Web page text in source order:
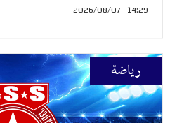
14:29 - 2026/08/07
رياضة